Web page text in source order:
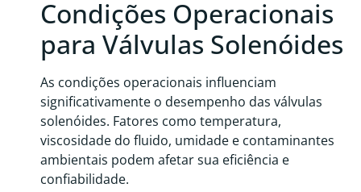
Condições Operacionais
para Válvulas Solenóides
As condições operacionais influenciam
significativamente o desempenho das válvulas
solenóides. Fatores como temperatura,
viscosidade do fluido, umidade e contaminantes
ambientais podem afetar sua eficiência e
confiabilidade.